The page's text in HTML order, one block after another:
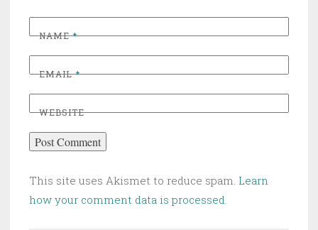
NAME*
EMAIL*
WEBSITE
This site uses Akismet to reduce spam. Learn
how your comment data is processed.